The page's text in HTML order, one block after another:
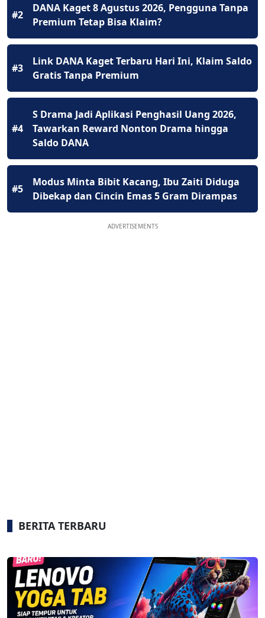
#2
DANA Kaget 8 Agustus 2026, Pengguna Tanpa
Premium Tetap Bisa Klaim?
#3
Link DANA Kaget Terbaru Hari Ini, Klaim Saldo
Gratis Tanpa Premium
#4
S Drama Jadi Aplikasi Penghasil Uang 2026,
Tawarkan Reward Nonton Drama hingga
Saldo DANA
#5
Modus Minta Bibit Kacang, Ibu Zaiti Diduga
Dibekap dan Cincin Emas 5 Gram Dirampas
ADVERTISEMENTS
BERITA TERBARU